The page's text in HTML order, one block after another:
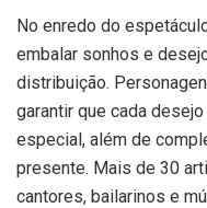
No enredo do
embalar sonhos e
distribuição.
garantir que cada
especial, além de
presente. Mais de 30
cantores, bailarinos e